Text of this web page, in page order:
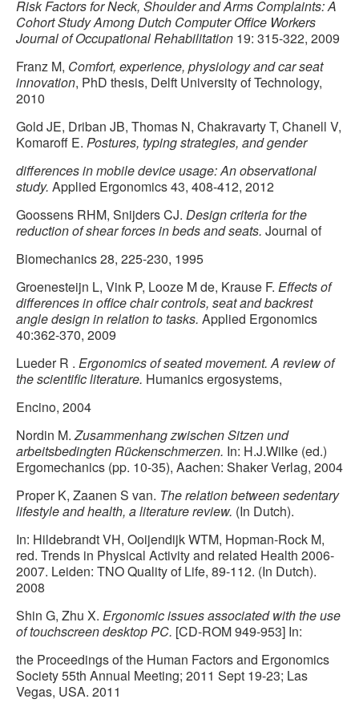
Risk Factors for Neck, Shoulder and Arms Complaints: A
Cohort Study Among Dutch Computer Office Workers
Journal of Occupational Rehabilitation 19: 315-322, 2009
Franz M, Comfort, experience, physiology and car seat
innovation, PhD thesis, Delft University of Technology,
2010
Gold JE, Driban JB, Thomas N, Chakravarty T, Chanell V,
Komaroff E. Postures, typing strategies, and gender
differences in mobile device usage: An observational
study. Applied Ergonomics 43, 408-412, 2012
Goossens RHM, Snijders CJ. Design criteria for the
reduction of shear forces in beds and seats. Journal of
Biomechanics 28, 225-230, 1995
Groenesteijn L, Vink P, Looze M de, Krause F. Effects of
differences in office chair controls, seat and backrest
angle design in relation to tasks. Applied Ergonomics
40:362-370, 2009
Lueder R . Ergonomics of seated movement. A review of
the scientific literature. Humanics ergosystems,
Encino, 2004
Nordin M.Zusammenhang zwischen Sitzen und
arbeitsbedingten Rückenschmerzen. In: H.J.Wilke (ed.)
Ergomechanics (pp. 10-35), Aachen: Shaker Verlag, 2004
Proper K, Zaanen S van. The relation between sedentary
lifestyle and health, a literature review. (In Dutch).
In: Hildebrandt VH, Ooijendijk WTM, Hopman-Rock M,
red. Trends in Physical Activity and related Health 2006-
2007. Leiden: TNO Quality of Life, 89-112. (In Dutch).
2008
Shin G, Zhu X. Ergonomic issues associated with the use
of touchscreen desktop PC. [CD-ROM 949-953] In:
the Proceedings of the Human Factors and Ergonomics
Society 55th Annual Meeting; 2011 Sept 19-23; Las
Vegas, USA. 2011